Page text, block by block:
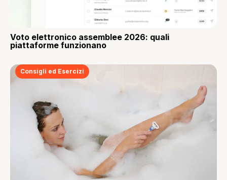
Voto elettronico assemblee 2026: quali
piattaforme funzionano
Consigli ed Esercizi